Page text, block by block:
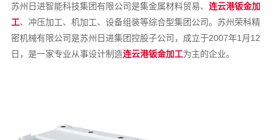
苏州日进智能科技集团有限公司是集金属材料贸易、连云港钣金加
工、冲压加工、机加工、设备组装等综合型集团公司。苏州荣科精
密机械有限公司是苏州日进集团控股子公司，成立于2007年1月12
日，是一家专业从事设计制造连云港钣金加工为主的企业。